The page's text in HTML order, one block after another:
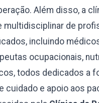
Além disso, a
multidisciplinar de
incluindo
ocupacionais,
todos dedicados a
cuidado e apoio aos